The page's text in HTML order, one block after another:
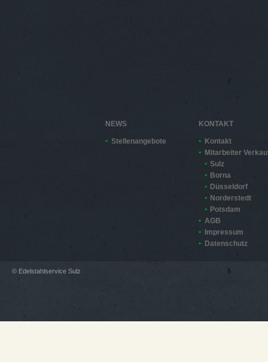
NEWS
Stellenangebote
KONTAKT
Kontakt
Mitarbeiter
Sulz
Borna
Düsseldorf
Norderstedt
Potsdam
AGB
Impressum
Datenschutz
© Edelstahlservice Sulz